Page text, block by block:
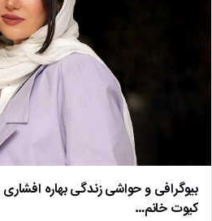
بیوگرافی و حواشی زندگی بهاره
کیوت خانم…